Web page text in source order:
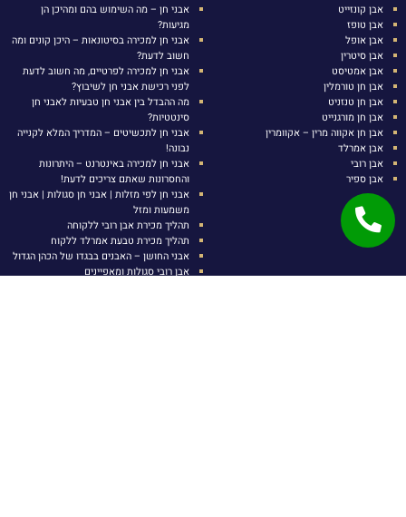
אבן קונזייט
אבן טופז
אבן אופל
אבן סיטרין
אבן אמטיסט
אבן חן טורמלין
אבן חן טנזניט
אבן חן מורגנייט
אבן חן אקווה מרין – אקוומרין
אבן אמרלד
אבן רובי
אבן ספיר
אבני חן – מה השימוש בהם ומהיכן הן
מגיעות?
אבני חן למכירה בסיטונאות – היכן קונים ומה
חשוב לדעת?
אבני חן למכירה לפרטיים, מה חשוב לדעת
לפני רכישת אבני חן לשיבוץ?
מה ההבדל בין אבני חן טבעיות לאבני חן
סינטטיות?
אבני חן לתכשיטים – המדריך המלא לקנייה
נבונה!
אבני חן למכירה באינטרנט – היתרונות
והחסרונות שאתם צריכים לדעת!
אבני חן לפי מזלות | אבני חן סגולות | אבני חן
משמעות ומזל
תהליך מכירת אבן רובי ללקוחה
תהליך מכירת טבעת אמרלד ללקוח
אבני החושן – האבנים בבגדו של הכהן הגדול
אבן רובי סגולות ומאפיינים